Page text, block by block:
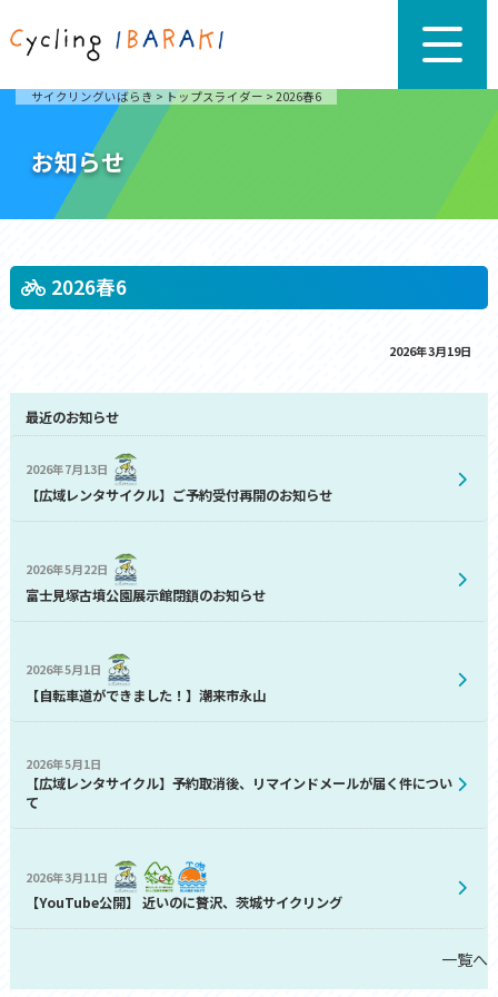
サイクリングいばらき > トップスライダー > 2026春6
お知らせ
2026春6
2026年3月19日
最近のお知らせ
2026年7月13日
【広域レンタサイクル】ご予約受付再開のお知らせ
2026年5月22日
富士見塚古墳公園展示館閉鎖のお知らせ
2026年5月1日
【自転車道ができました！】潮来市永山
2026年5月1日
【広域レンタサイクル】予約取消後、リマインドメールが届く件につい
て
2026年3月11日
【YouTube公開】 近いのに贅沢、茨城サイクリング
一覧へ